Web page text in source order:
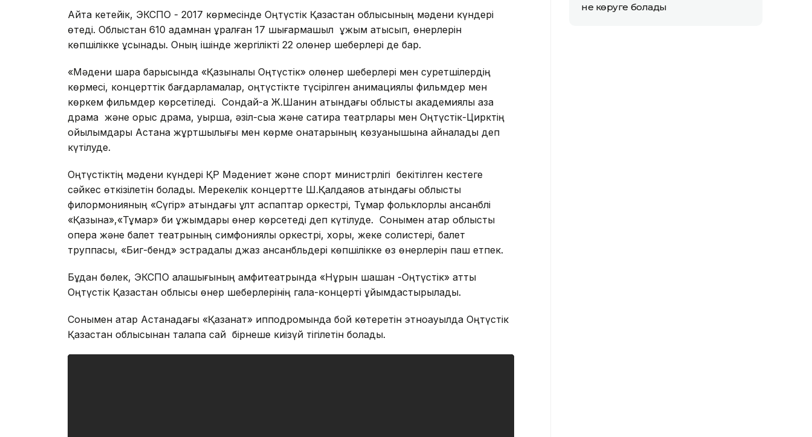
Айта кетейік, ЭКСПО - 2017 көрмесінде Оңтүстік Қазақстан облысының мәдени күндері
өтеді. Облыстан 610 адамнан құралған 17 шығармашыл ұжым қатысып, өнерлерін
көпшілікке ұсынады. Оның ішінде жергілікті 22 қолөнер шеберлері де бар.
«Мәдени шара барысында «Қазыналы Оңтүстік» қолөнер шеберлері мен суретшілердің
көрмесі, концерттік бағдарламалар, оңтүстікте түсірілген анимациялық фильмдер мен
көркем фильмдер көрсетіледі. Сондай-ақ Ж.Шанин атындағы облыстық академиялық қазақ
драма және орыс драма, қуыршақ, әзіл-сықақ және сатира театрлары мен Оңтүстік-Цирктің
қойылымдары Астана жұртшылығы мен көрме қонақтарының көзқуанышына айналады деп
күтілуде.
Оңтүстіктің мәдени күндері ҚР Мәдениет және спорт министрлігі бекітілген кестеге
сәйкес өткізілетін болады. Мерекелік концертте Ш.Қалдаяқов атындағы облыстық
филормонияның «Сүгір» атындағы ұлт аспаптар оркестрі, Тұмар фольклорлық ансанблі
«Қазына»,«Тұмар» би ұжымдары өнер көрсетеді деп күтілуде. Сонымен қатар облыстық
опера және балет театрының симфониялық оркестрі, хоры, жеке солистері, балет
труппасы, «Биг-бенд» эстрадалық джаз ансанбльдері көпшілікке өз өнерлерін паш етпек.
Бұдан бөлек, ЭКСПО қалашығының амфитеатрында «Нұрын шашқан -Оңтүстік» атты
Оңтүстік Қазақстан облысы өнер шеберлерінің гала-концерті ұйымдастырылады.
Сонымен қатар Астанадағы «Қазанат» ипподромында бой көтеретін этноауылда Оңтүстік
Қазақстан облысынан талапқа сай бірнеше киізүй тігілетін болады.
не көруге болады